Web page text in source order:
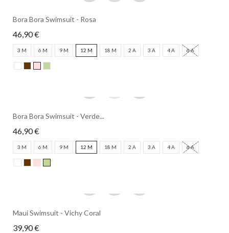
Bora Bora Swimsuit - Rosa
46,90 €
3 M 6 M 9 M 12 M 18 M 2 A 3 A 4 A 6 A
Bora Bora Swimsuit - Verde...
46,90 €
3 M 6 M 9 M 12 M 18 M 2 A 3 A 4 A 6 A
Maui Swimsuit - Vichy Coral
39,90 €